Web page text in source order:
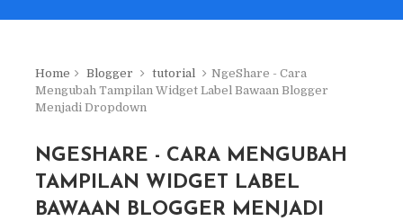
Home Blogger tutorial
NgeShare - Cara
Mengubah Tampilan Widget Label Bawaan Blogger
Menjadi Dropdown
NGESHARE - CARA MENGUBAH
TAMPILAN WIDGET LABEL
BAWAAN BLOGGER MENJADI